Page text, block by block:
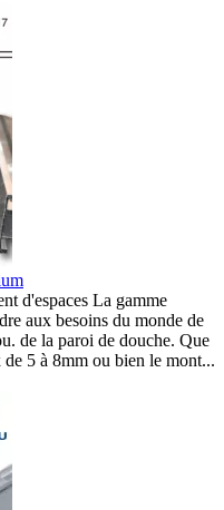
d'espaces La gamme
aux besoins du monde de
de la paroi de douche. Que
5 à 8mm ou bien le mont...